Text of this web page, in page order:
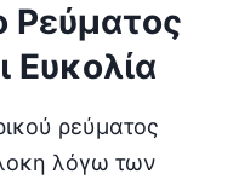
Ρεύματος
Ευκολία
ρεύματος
λόγω των